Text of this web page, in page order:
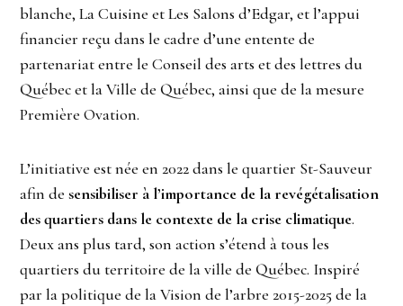
blanche, La Cuisine et Les Salons d’Edgar, et l’appui
financier reçu dans le cadre d’une entente de
partenariat entre le Conseil des arts et des lettres du
Québec et la Ville de Québec, ainsi que de la mesure
Première Ovation.
L’initiative est née en 2022 dans le quartier St-Sauveur
afin desensibiliser à l’importance de la revégétalisation
des quartiers dans le contexte de la crise climatique.
Deux ans plus tard, son action s’étend à tous les
quartiers du territoire de la ville de Québec. Inspiré
par la politique de la Vision de l’arbre 2015-2025 de la